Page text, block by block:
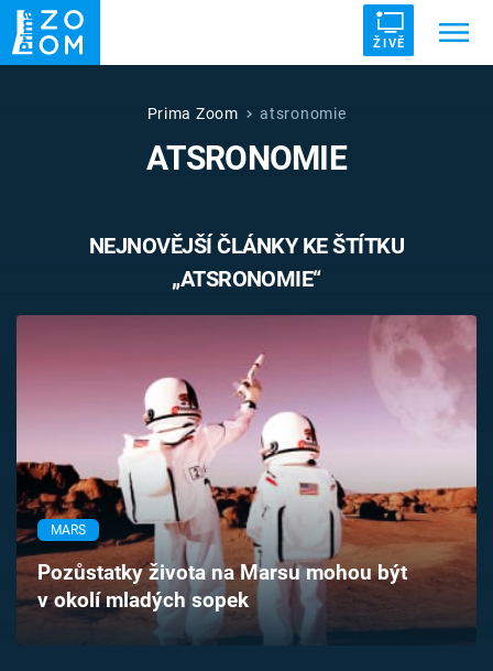
ŽIVĚ
UFO DRUHÁ SVĚTOVÁ VÁLKA
VETŘELCI DÁVNOVĚKU
TV Program
Časopis
Sledujte prima+
Prima Zoom atsronomie
ATSRONOMIE
NEJNOVĚJŠÍ ČLÁNKY KE ŠTÍTKU
„ATSRONOMIE“
MARS
Pozůstatky života na Marsu mohou být
v okolí mladých sopek